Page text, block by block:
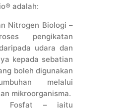
adalah:
Nitrogen Biologi –
pengikatan
udara dan
kepada sebatian
boleh digunakan
melalui
mikroorganisma.
Fosfat – iaitu